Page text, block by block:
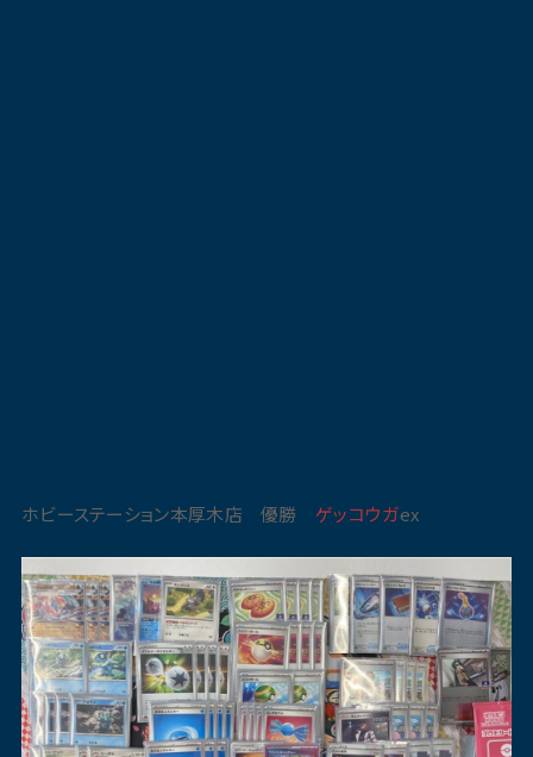
ホビーステーション本厚木店 優勝ゲッコウガex